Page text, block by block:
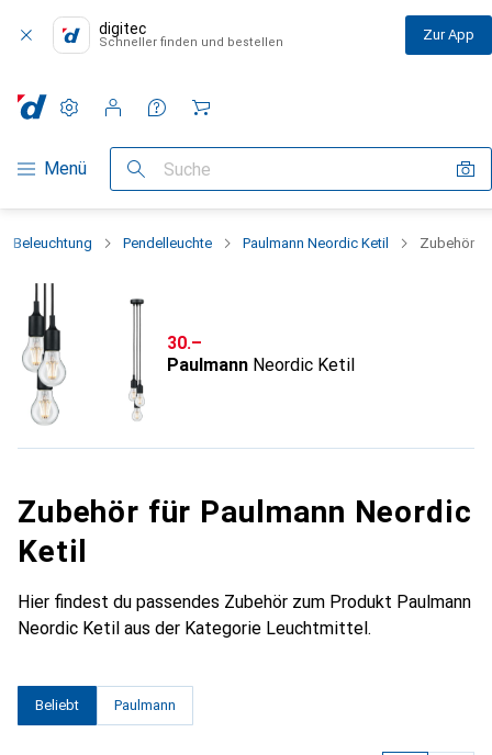
digitec
Schneller finden und bestellen Zur App
Navigation nach Kategorien
Menü Suche
Einstellungen
Kundenkonto
Vergleichslisten
Merklisten
Warenkorb
Beleuchtung Pendelleuchte Paulmann Neordic Ketil Zubehör
CHF
30.–
Paulmann Neordic Ketil
Zubehör für Paulmann Neordic
Ketil
Hier findest du passendes Zubehör zum Produkt Paulmann
Neordic Ketil aus der Kategorie Leuchtmittel.
Beliebt Paulmann